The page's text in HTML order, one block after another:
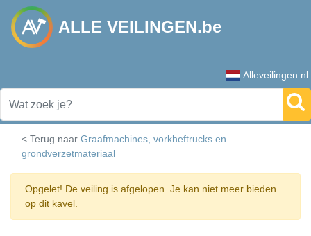
ALLE VEILINGEN.be
Alleveilingen.nl
< Terug naar Graafmachines, vorkheftrucks en
grondverzetmateriaal
Opgelet! De veiling is afgelopen. Je kan niet meer bieden
op dit kavel.